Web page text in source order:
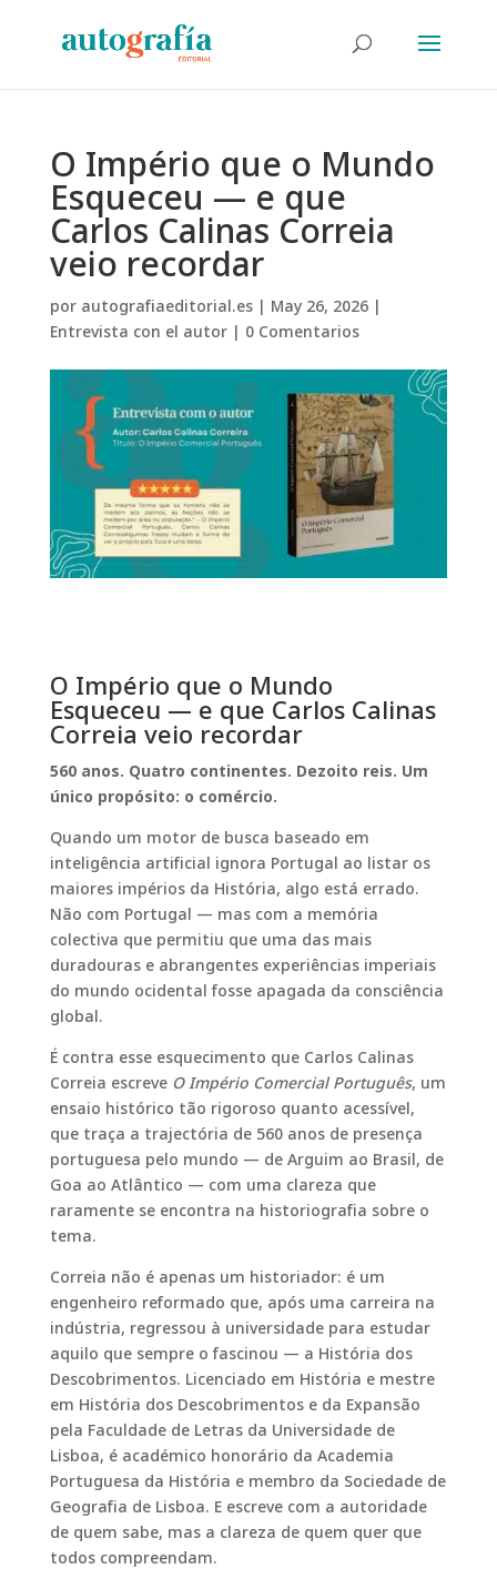
O Império que o Mundo
Esqueceu — e que
Carlos Calinas Correia
veio recordar
porautografiaeditorial.es| May 26, 2026|
Entrevista con el autor| 0 Comentarios
O Império que o Mundo
Esqueceu — e que Carlos Calinas
Correia veio recordar
560 anos. Quatro continentes. Dezoito reis. Um
único propósito: o comércio.
Quando um motor de busca baseado em
inteligência artificial ignora Portugal ao listar os
maiores impérios da História, algo está errado.
Não com Portugal — mas com a memória
colectiva que permitiu que uma das mais
duradouras e abrangentes experiências imperiais
do mundo ocidental fosse apagada da consciência
global.
É contra esse esquecimento que Carlos Calinas
Correia escreveO Império Comercial Português, um
ensaio histórico tão rigoroso quanto acessível,
que traça a trajectória de 560 anos de presença
portuguesa pelo mundo — de Arguim ao Brasil, de
Goa ao Atlântico — com uma clareza que
raramente se encontra na historiografia sobre o
tema.
Correia não é apenas um historiador: é um
engenheiro reformado que, após uma carreira na
indústria, regressou à universidade para estudar
aquilo que sempre o fascinou — a História dos
Descobrimentos. Licenciado em História e mestre
em História dos Descobrimentos e da Expansão
pela Faculdade de Letras da Universidade de
Lisboa, é académico honorário da Academia
Portuguesa da História e membro da Sociedade de
Geografia de Lisboa. E escreve com a autoridade
de quem sabe, mas a clareza de quem quer que
todos compreendam.